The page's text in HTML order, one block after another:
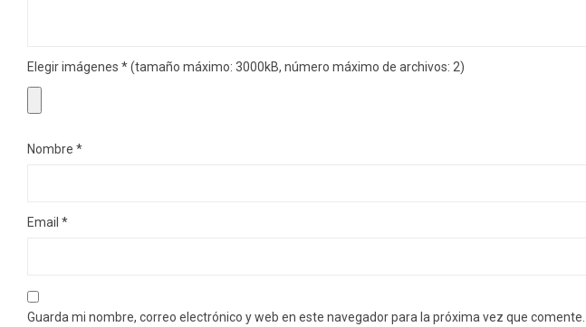
Elegir imágenes *(tamaño máximo: 3000kB, número máximo de archivos: 2)
Nombre *
Email *
Guarda mi nombre, correo electrónico y web en este navegador para la próxima vez que comente.